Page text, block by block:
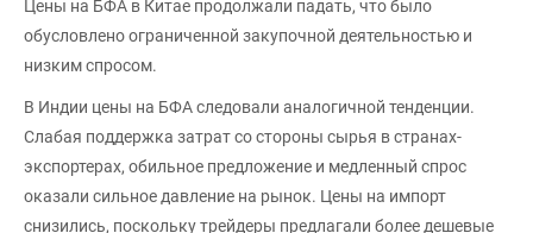
Цены на БФА в Китае продолжали падать, что было
обусловлено ограниченной закупочной деятельностью и
низким спросом.
В Индии цены на БФА следовали аналогичной тенденции.
Слабая поддержка затрат со стороны сырья в странах-
экспортерах, обильное предложение и медленный спрос
оказали сильное давление на рынок. Цены на импорт
снизились, поскольку трейдеры предлагали более дешевые